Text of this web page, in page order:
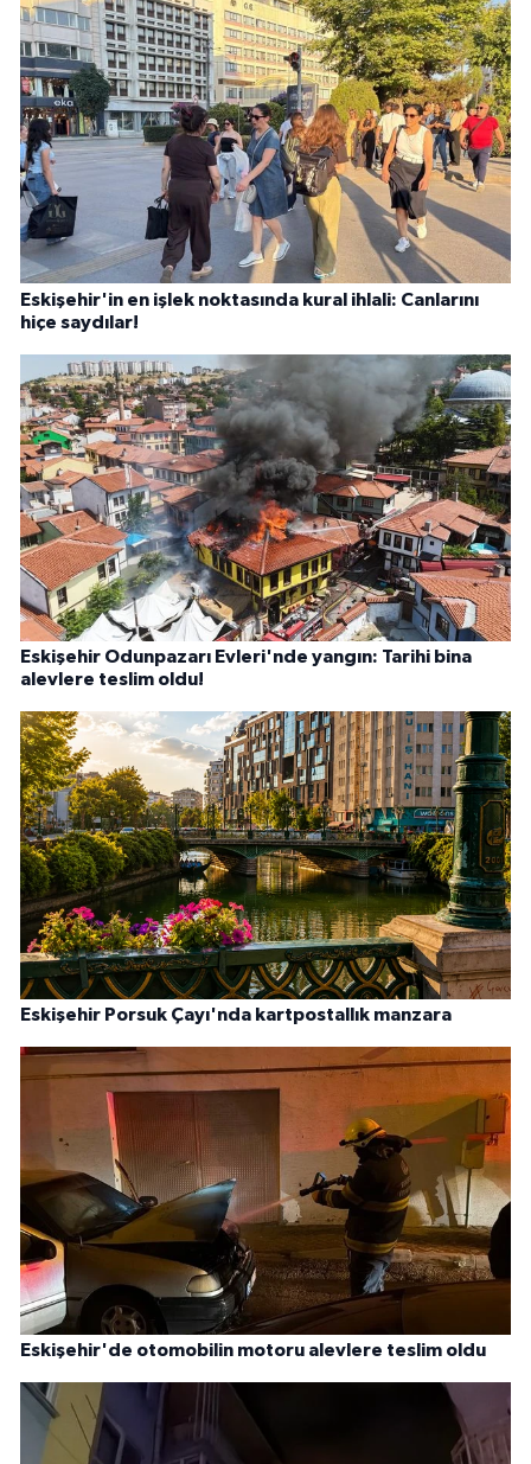
Eskişehir'in en işlek noktasında kural ihlali: Canlarını
hiçe saydılar!
Eskişehir Odunpazarı Evleri'nde yangın: Tarihi bina
alevlere teslim oldu!
Eskişehir Porsuk Çayı'nda kartpostallık manzara
Eskişehir'de otomobilin motoru alevlere teslim oldu